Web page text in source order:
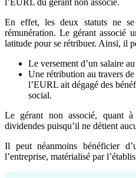
l’EURL du gérant non associé.
En effet, les deux statuts ne
rémunération. Le gérant associé
latitude pour se rétribuer. Ainsi, il
Le versement d’un salaire
Une rétribution au travers
l’EURL ait dégagé des
social.
Le gérant non associé, quant
dividendes puisqu’il ne détient
Il peut néanmoins bénéficier
l’entreprise, matérialisé par